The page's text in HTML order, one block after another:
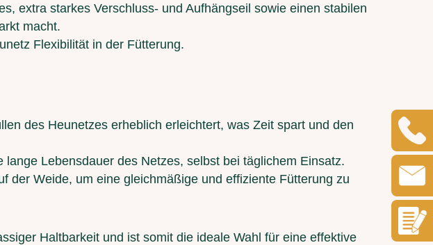
extra starkes Verschluss- und Aufhängseil sowie einen stabilen
macht.
Flexibilität in der Fütterung.
des Heunetzes erheblich erleichtert, was Zeit spart und den
Lebensdauer des Netzes, selbst bei täglichem Einsatz.
der Weide, um eine gleichmäßige und effiziente Fütterung zu
Haltbarkeit und ist somit die ideale Wahl für eine effektive